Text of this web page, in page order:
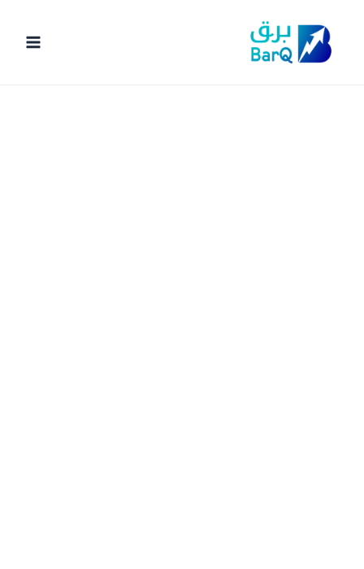
المحتوى